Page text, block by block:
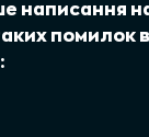
написання
таких помилок